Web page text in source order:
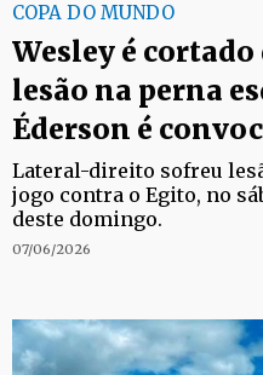
COPA DO MUNDO
Wesley é cortado
lesão na perna
Éderson é
Lateral-direito sofreu
jogo contra o Egito, no
deste domingo.
07/06/2026